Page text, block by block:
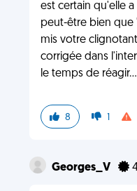
est certain qu'elle
peut-être bien que
mis votre
corrigée dans
le temps de réagir...
8 1
Georges_V